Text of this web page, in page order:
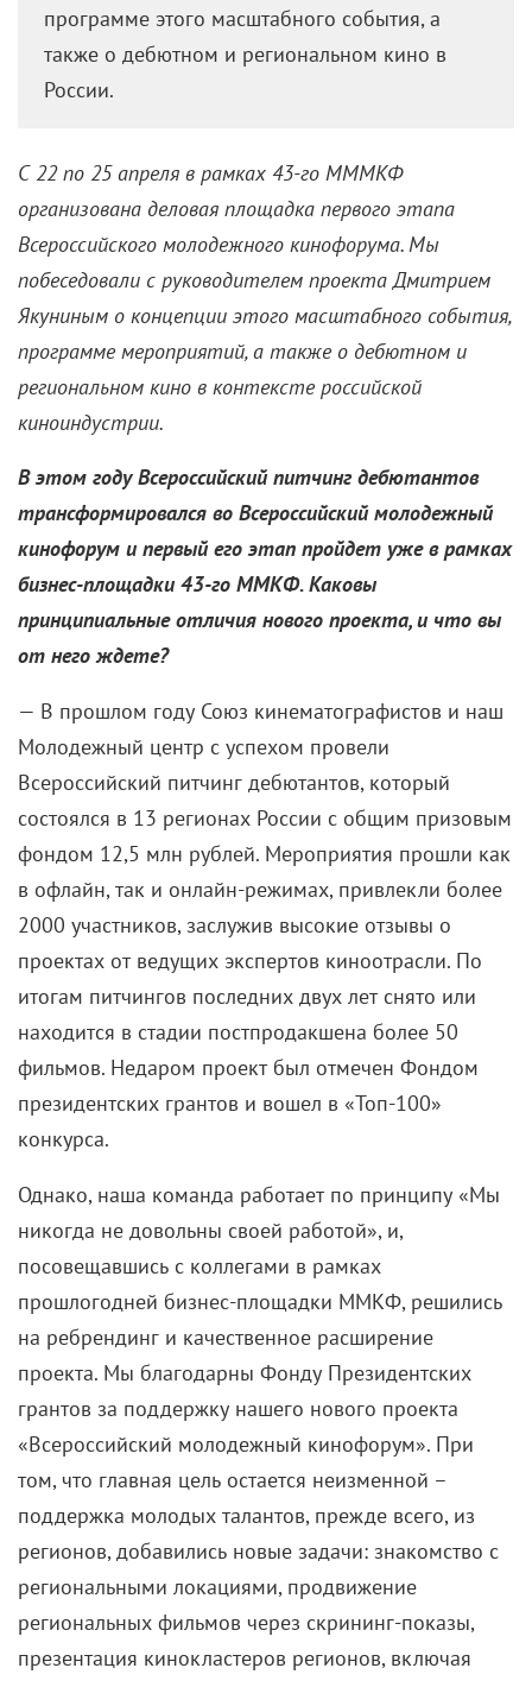
атмосфера, редкая специя, его нужно слышать и
чувствовать, поэтому мне важно, чтобы
присутствующие могли это оценить.
Ваша героиня в фильме «Маша» мечтает о
джазовой сцене. У вас самой не было такой мечты?
— Я влюблена в джаз всю свою жизнь и пою его,
говорят, неплохо. Это тоже было немаловажно для
Насти Пальчиковой, когда она приглашала меня на
музыкантом, с детства мои амбиции лежали в
Фильм Анастасии Пальчиковой – история о
взрослении в лихие 1990-е. Это пора вашего
детства, какой она осталась в памяти?
— В начале 1990-х я была еще очень маленьким
«лихим», а если сталкивалась, то не осознавала
этого. Огромное количество времени я проводила с
мамой в театре Вахтангова на репетициях и
театральные артисты тогда жили совсем небогато,
мягко говоря. Но я всегда с большим теплом
вспоминаю свое детство, оно было счастливое.
Вашу героиню в юности играет начинающая